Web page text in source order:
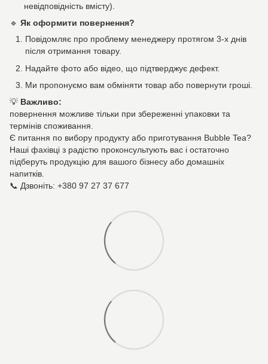
невідповідність вмісту).
🔹 Як оформити повернення?
Повідомляє про проблему менеджеру протягом 3-х днів
після отримання товару.
Надайте фото або відео, що підтверджує дефект.
Ми пропонуємо вам обміняти товар або повернути гроші.
💡 Важливо:
повернення можливе тільки при збереженні упаковки та
термінів споживання.
Є питання по вибору продукту або приготування Bubble Tea?
Наші фахівці з радістю проконсультують вас і остаточно
підберуть продукцію для вашого бізнесу або домашніх
напитків.
📞 Дзвоніть: +380 97 27 37 677